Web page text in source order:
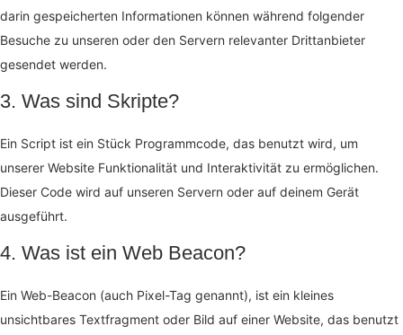
darin gespeicherten Informationen können während folgender
Besuche zu unseren oder den Servern relevanter Drittanbieter
gesendet werden.
3. Was sind Skripte?
Ein Script ist ein Stück Programmcode, das benutzt wird, um
unserer Website Funktionalität und Interaktivität zu ermöglichen.
Dieser Code wird auf unseren Servern oder auf deinem Gerät
ausgeführt.
4. Was ist ein Web Beacon?
Ein Web-Beacon (auch Pixel-Tag genannt), ist ein kleines
unsichtbares Textfragment oder Bild auf einer Website, das benutzt